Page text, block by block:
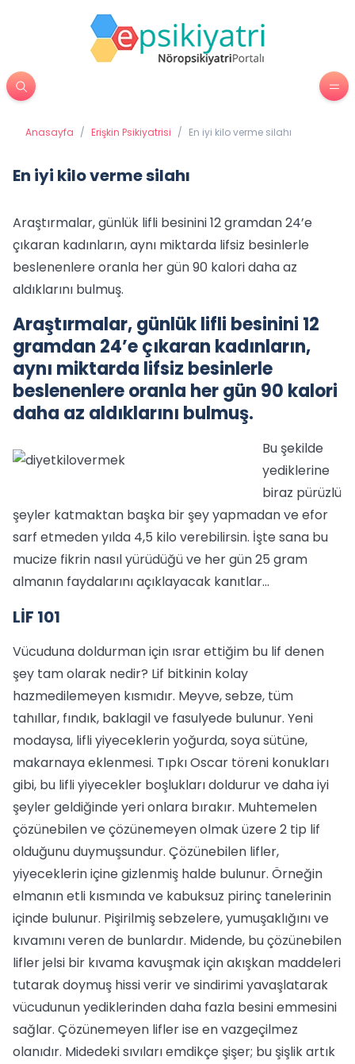
Anasayfa / Erişkin Psikiyatrisi / En iyi kilo verme silahı
En iyi kilo verme silahı
Araştırmalar, günlük lifli besinini 12 gramdan 24’e
çıkaran kadınların, aynı miktarda lifsiz besinlerle
beslenenlere oranla her gün 90 kalori daha az
aldıklarını bulmuş.
Araştırmalar, günlük lifli besinini 12
gramdan 24’e çıkaran kadınların,
aynı miktarda lifsiz besinlerle
beslenenlere oranla her gün 90 kalori
daha az aldıklarını bulmuş.
Bu şekilde
yediklerine
biraz pürüzlü
şeyler katmaktan başka bir şey yapmadan ve efor
sarf etmeden yılda 4,5 kilo verebilirsin. İşte sana bu
mucize fikrin nasıl yürüdüğü ve her gün 25 gram
almanın faydalarını açıklayacak kanıtlar...
LİF 101
Vücuduna doldurman için ısrar ettiğim bu lif denen
şey tam olarak nedir? Lif bitkinin kolay
hazmedilemeyen kısmıdır. Meyve, sebze, tüm
tahıllar, fındık, baklagil ve fasulyede bulunur. Yeni
modaysa, lifli yiyeceklerin yoğurda, soya sütüne,
makarnaya eklenmesi. Tıpkı Oscar töreni konukları
gibi, bu lifli yiyecekler boşlukları doldurur ve daha iyi
şeyler geldiğinde yeri onlara bırakır. Muhtemelen
çözünebilen ve çözünemeyen olmak üzere 2 tip lif
olduğunu duymuşsundur. Çözünebilen lifler,
yiyeceklerin içine gizlenmiş halde bulunur. Örneğin
elmanın etli kısmında ve kabuksuz pirinç tanelerinin
içinde bulunur. Pişirilmiş sebzelere, yumuşaklığını ve
kıvamını veren de bunlardır. Midende, bu çözünebilen
lifler jelsi bir kıvama kavuşmak için akışkan maddeleri
tutarak doymuş hissi verir ve sindirimi yavaşlatarak
vücudunun yediklerinden daha fazla besini emmesini
sağlar. Çözünemeyen lifler ise en vazgeçilmez
olanıdır. Midedeki sıvıları emdikçe şişer; bu şişlik artık